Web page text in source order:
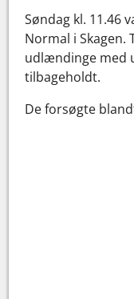
Søndag kl. 11.46
Normal i
udlændinge med
tilbageholdt.
De forsøgte